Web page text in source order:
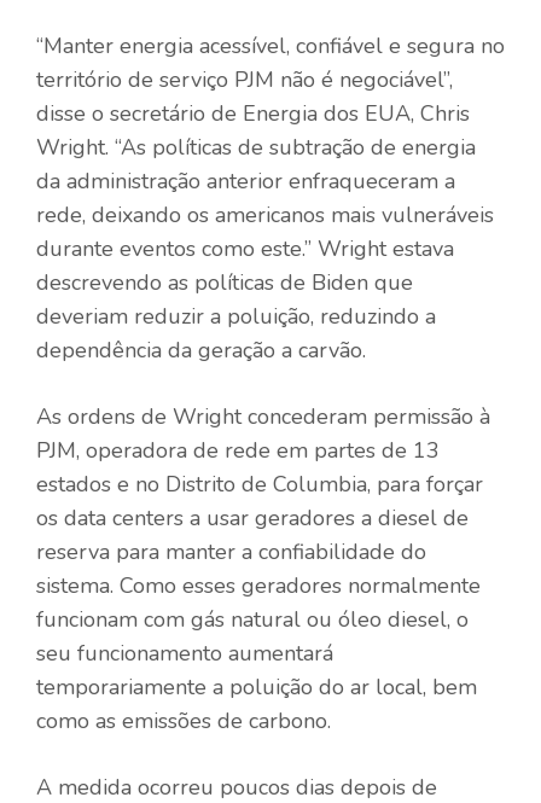
“Manter energia acessível, confiável e segura no
território de serviço PJM não é negociável”,
disse o secretário de Energia dos EUA, Chris
Wright. “As políticas de subtração de energia
da administração anterior enfraqueceram a
rede, deixando os americanos mais vulneráveis ​​
durante eventos como este.” Wright estava
descrevendo as políticas de Biden que
deveriam reduzir a poluição, reduzindo a
dependência da geração a carvão.
As ordens de Wright concederam permissão à
PJM, operadora de rede em partes de 13
estados e no Distrito de Columbia, para forçar
os data centers a usar geradores a diesel de
reserva para manter a confiabilidade do
sistema. Como esses geradores normalmente
funcionam com gás natural ou óleo diesel, o
seu funcionamento aumentará
temporariamente a poluição do ar local, bem
como as emissões de carbono.
A medida ocorreu poucos dias depois de